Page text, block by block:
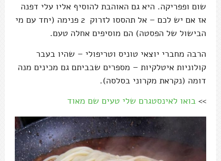
שום ופפריקה. היא גם האוהבת להוסיף אליו עלי דפנה
אז אם יש לכם – אל תהססו לזרוק 2 פנימה (יחד עם מי
הבישול של הפסטה) הם מוסיפים אחלה טעם.
הרבה מחברי יוצאי טוניס וטריפולי – שהיו בעבר
קולוניות איטלקיות – מספרים שבביתם גם מכינים מנה
דומה (נקראת מקרוני בסלסה).
>> בואו לאינסטגרם שלי טעים שם מאוד